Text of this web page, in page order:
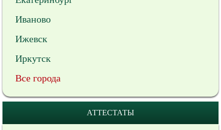
Иваново
Ижевск
Иркутск
Все города
АТТЕСТАТЫ